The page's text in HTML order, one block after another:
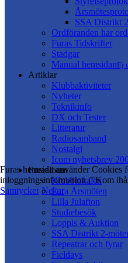
SSA Distrikt
Ordföranden har
Furas Tidskrifter
Stadgar
Manual hemsidanEj
Artiklar
Klubbaktiviteter
Nyheter
Teknikinfo
DX och Tester
Litteratur
Radiosamband
Nostalgi
Icom nyhetsbrev
Furaalbum
Klubblokalen
Fura Årsmöten
Lilla Julafton
Studiebesök
Loppis & Auktion
SSA Distrikt 2-
Repeatrar och fyrar
Fieldays
Furas hemsida använder Cookies
inloggningsinformation ("Kom
Samtycker Nekar